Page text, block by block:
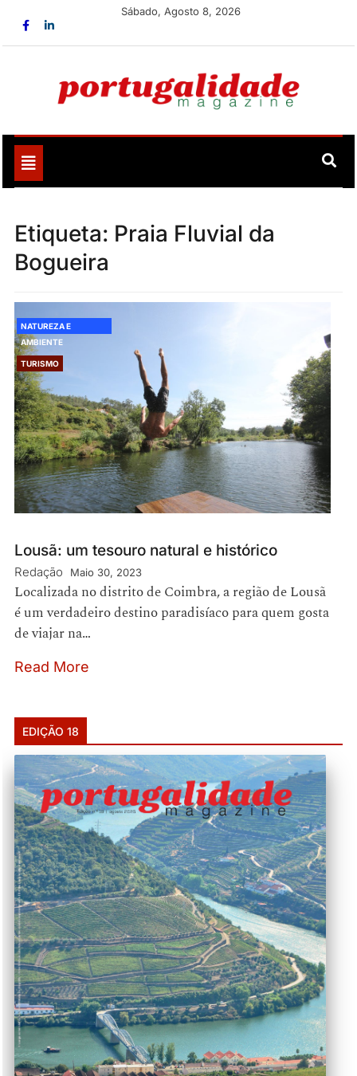
Sábado, Agosto 8, 2026
Portugalidade
Toggle
navigation
Etiqueta: Praia Fluvial da
Bogueira
NATUREZA E
AMBIENTE
TURISMO
Lousã: um tesouro natural e histórico
Redação Maio 30, 2023
Localizada no distrito de Coimbra, a região de Lousã
é um verdadeiro destino paradisíaco para quem gosta
de viajar na…
Read More
EDIÇÃO 18